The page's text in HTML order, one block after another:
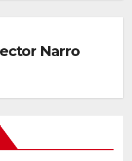
Narro